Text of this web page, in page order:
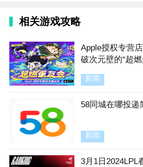
相关游戏攻略
Apple授权专营
破次元壁的“超
新闻
58同城在哪投递
新闻
3月1日2024LPL